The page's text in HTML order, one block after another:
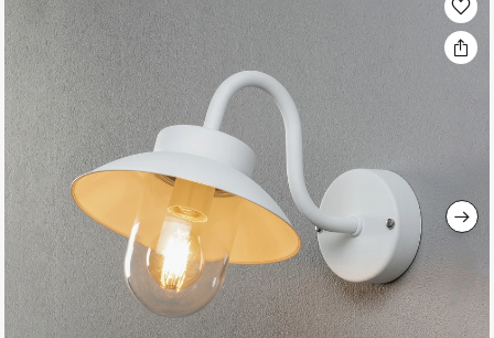
Ende
der
Bildgalerie
springen